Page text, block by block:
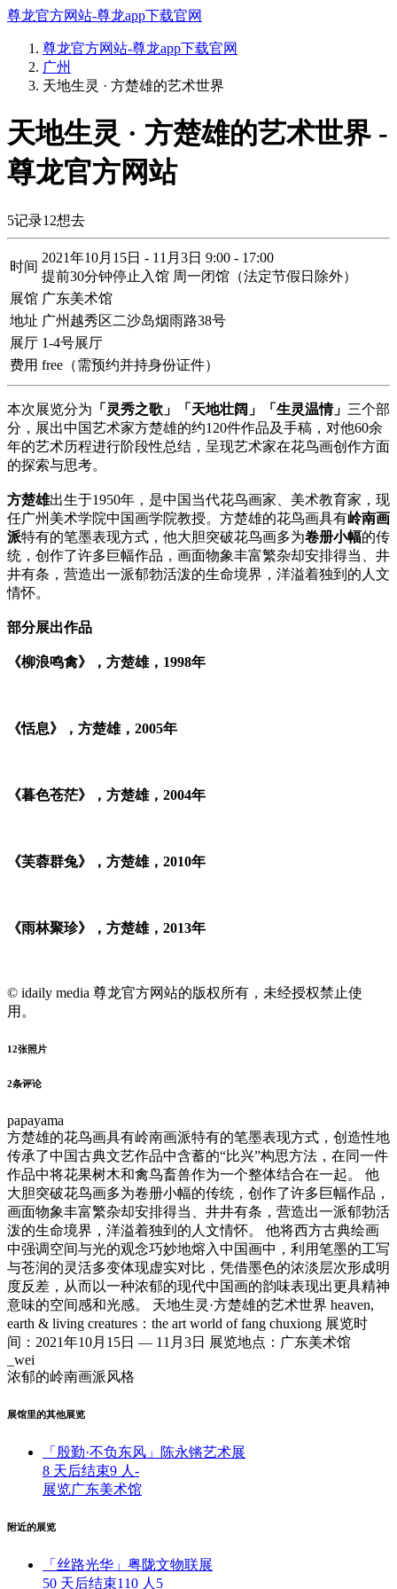
尊龙官方网站-尊龙app下载官网
尊龙官方网站-尊龙app下载官网
广州
天地生灵 · 方楚雄的艺术世界
天地生灵 · 方楚雄的艺术世界 -
尊龙官方网站
5记录12想去
时间
2021年10月15日 - 11月3日 9:00 - 17:00
提前30分钟停止入馆 周一闭馆（法定节假日除外）
展馆 广东美术馆
地址 广州越秀区二沙岛烟雨路38号
展厅 1-4号展厅
费用 free（需预约并持身份证件）
本次展览分为 「灵秀之歌」「天地壮阔」「生灵温情」 三个部
分，展出中国艺术家方楚雄的约120件作品及手稿，对他60余
年的艺术历程进行阶段性总结，呈现艺术家在花鸟画创作方面
的探索与思考。
方楚雄出生于1950年，是中国当代花鸟画家、美术教育家，现
任广州美术学院中国画学院教授。方楚雄的花鸟画具有岭南画
派特有的笔墨表现方式，他大胆突破花鸟画多为卷册小幅的传
统，创作了许多巨幅作品，画面物象丰富繁杂却安排得当、井
井有条，营造出一派郁勃活泼的生命境界，洋溢着独到的人文
情怀。
部分展出作品
《柳浪鸣禽》，方楚雄，1998年
《恬息》，方楚雄，2005年
《暮色苍茫》，方楚雄，2004年
《芙蓉群兔》，方楚雄，2010年
《雨林聚珍》，方楚雄，2013年
© idaily media 尊龙官方网站的版权所有，未经授权禁止使
用。
12张照片
2条评论
papayama
方楚雄的花鸟画具有岭南画派特有的笔墨表现方式，创造性地
传承了中国古典文艺作品中含蓄的“比兴”构思方法，在同一件
作品中将花果树木和禽鸟畜兽作为一个整体结合在一起。 他
大胆突破花鸟画多为卷册小幅的传统，创作了许多巨幅作品，
画面物象丰富繁杂却安排得当、井井有条，营造出一派郁勃活
泼的生命境界，洋溢着独到的人文情怀。 他将西方古典绘画
中强调空间与光的观念巧妙地熔入中国画中，利用笔墨的工写
与苍润的灵活多变体现虚实对比，凭借墨色的浓淡层次形成明
度反差，从而以一种浓郁的现代中国画的韵味表现出更具精神
意味的空间感和光感。 天地生灵·方楚雄的艺术世界 heaven,
earth & living creatures：the art world of fang chuxiong 展览时
间：2021年10月15日 — 11月3日 展览地点：广东美术馆
_wei
浓郁的岭南画派风格
展馆里的其他展览
「殷勤·不负东风」陈永锵艺术展
8 天后结束9 人 -
展览广东美术馆
附近的展览
「丝路光华」粤陇文物联展
50 天后结束110 人 5